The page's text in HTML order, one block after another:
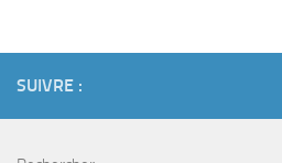
SUIVRE :